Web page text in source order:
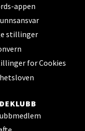
appen
stillinger
for Cookies
Velg